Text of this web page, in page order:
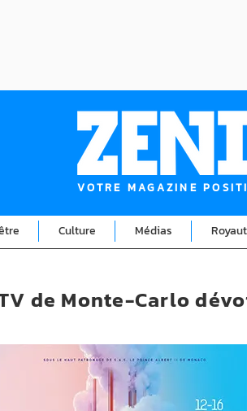
VOTRE MAGAZINE
Culture Médias
de Monte-Carlo